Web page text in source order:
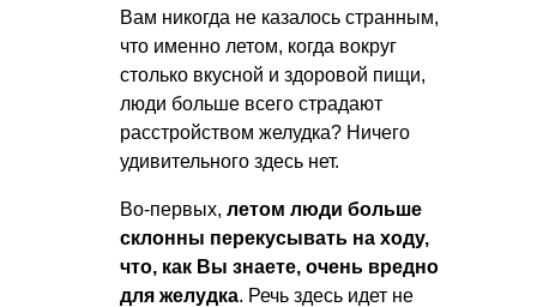
Вам никогда не казалось странным,
что именно летом, когда вокруг
столько вкусной и здоровой пищи,
люди больше всего страдают
расстройством желудка? Ничего
удивительного здесь нет.
Во-первых, летом люди больше
склонны перекусывать на ходу,
что, как Вы знаете, очень вредно
для желудка. Речь здесь идет не